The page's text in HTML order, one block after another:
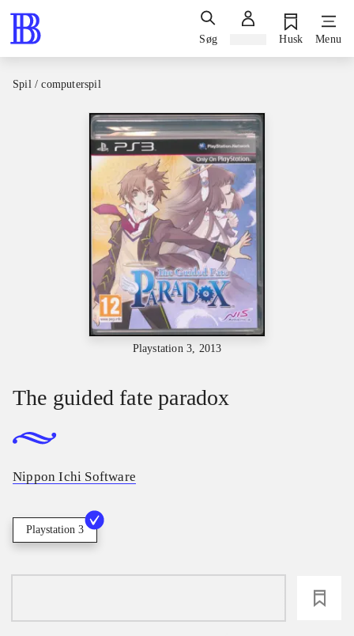
Søg Husk Menu
Spil / computerspil
Playstation 3, 2013
The guided fate paradox
Nippon Ichi Software
Playstation 3